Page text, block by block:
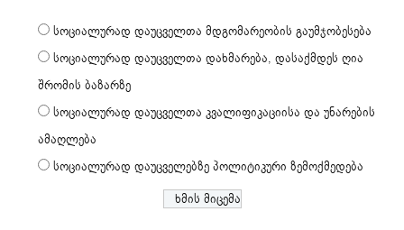
სოციალურად დაუცველთა მდგომარეობის გაუმჯობესება
სოციალურად დაუცველთა დახმარება, დასაქმდეს ღია
შრომის ბაზარზე
სოციალურად დაუცველთა კვალიფიკაციისა და უნარების
ამაღლება
სოციალურად დაუცველებზე პოლიტიკური ზემოქმედება